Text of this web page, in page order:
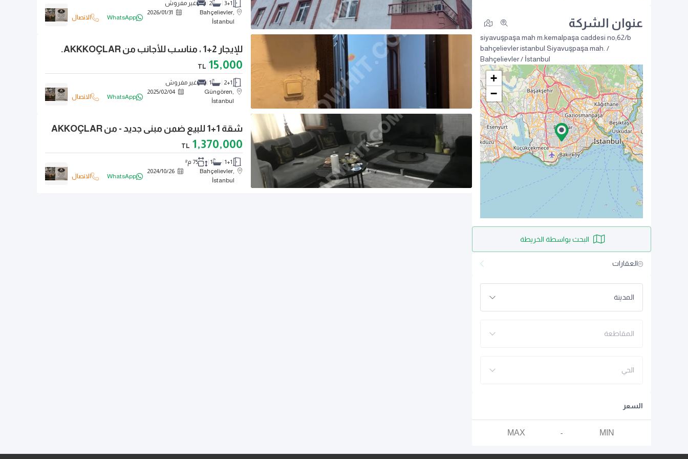
عنوان الشركة
siyavuşpaşa mah m.kemalpaşa caddesi no;62/b
bahçelievler istanbul Siyavuşpaşa mah. /
Bahçelievler / İstanbul
+
−
البحث بواسطة الخريطة
العقارات
المدينة
المقاطعة
الحي
السعر
-
3+1
2
غير مفروش
Bahçelievler,
İstanbul
2026/01/31
WhatsApp الاتصال
للإيجار 2+1 ، مناسب للأجانب من AKKKOÇLAR.
15,000
TL
2+1
1
غير مفروش
Güngören,
İstanbul
2025/02/04
WhatsApp الاتصال
شقة 1+1 للبيع ضمن مبنى جديد - من AKKOÇLAR
1,370,000
TL
1+1
1
75 م²
Bahçelievler,
İstanbul
2024/10/26
WhatsApp الاتصال